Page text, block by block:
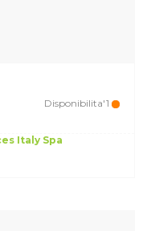
Disponibilita'1
Italy Spa